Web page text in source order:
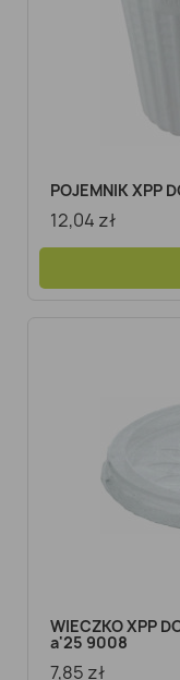
POJEMNIK XPP
12,04 zł
WIECZKO XPP
a'25 9008
7,85 zł